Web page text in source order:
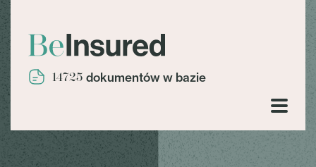
14725 dokumentów w bazie